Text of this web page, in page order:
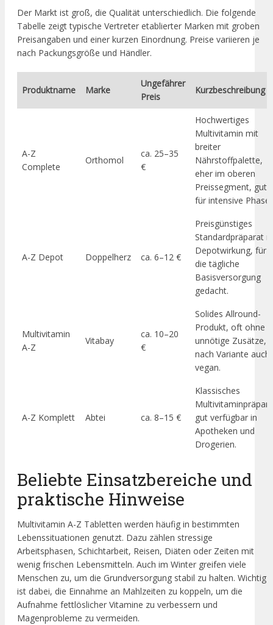
Der Markt ist groß, die Qualität unterschiedlich. Die folgende
Tabelle zeigt typische Vertreter etablierter Marken mit groben
Preisangaben und einer kurzen Einordnung. Preise variieren je
nach Packungsgröße und Händler.
Produktname Marke
Ungefährer
Preis
Kurzbeschreibung
A-Z
Complete
Orthomol
ca. 25–35
€
Hochwertiges
Multivitamin mit
breiter
Nährstoffpalette,
eher im oberen
Preissegment, gut
für intensive
A-Z Depot Doppelherz ca. 6–12 €
Preisgünstiges
Standardpräparat
Depotwirkung, für
die tägliche
Basisversorgung
gedacht.
Multivitamin
A-Z
Vitabay
ca. 10–20
€
Solides Allround-
Produkt, oft ohne
unnötige Zusätze,
nach Variante auch
vegan.
A-Z Komplett Abtei ca. 8–15 €
Klassisches
gut verfügbar in
Apotheken und
Drogerien.
Beliebte Einsatzbereiche und
praktische Hinweise
Multivitamin A-Z Tabletten werden häufig in bestimmten
Lebenssituationen genutzt. Dazu zählen stressige
Arbeitsphasen, Schichtarbeit, Reisen, Diäten oder Zeiten mit
wenig frischen Lebensmitteln. Auch im Winter greifen viele
Menschen zu, um die Grundversorgung stabil zu halten. Wichtig
ist dabei, die Einnahme an Mahlzeiten zu koppeln, um die
Aufnahme fettlöslicher Vitamine zu verbessern und
Magenprobleme zu vermeiden.